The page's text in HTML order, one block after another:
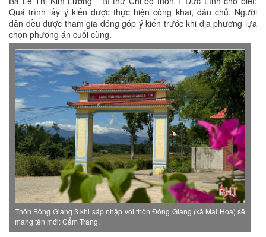
Quá trình lấy ý kiến được thực hiện công khai, dân chủ. Người
dân đều được tham gia đóng góp ý kiến trước khi địa phương lựa
chọn phương án cuối cùng.
Thôn Bồng Giang 3 khi sáp nhập với thôn Đồng Giang (xã Mai Hoa) sẽ
mang tên mới: Cẩm Trang.